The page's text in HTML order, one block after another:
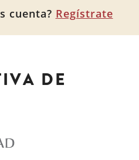
cuenta? Regístrate
DE